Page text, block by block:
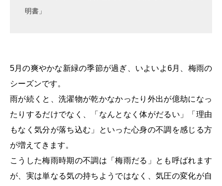
明書」
5月の爽やかな新緑の季節が過ぎ、いよいよ6月、梅雨の
シーズンです。
雨が続くと、洗濯物が乾かなかったり外出が億劫になっ
たりするだけでなく、「なんとなく体がだるい」「理由
もなく気分が落ち込む」といった心身の不調を感じる方
が増えてきます。
こうした梅雨時期の不調は「梅雨だる」とも呼ばれます
が、実は単なる気の持ちようではなく、気圧の変化が自